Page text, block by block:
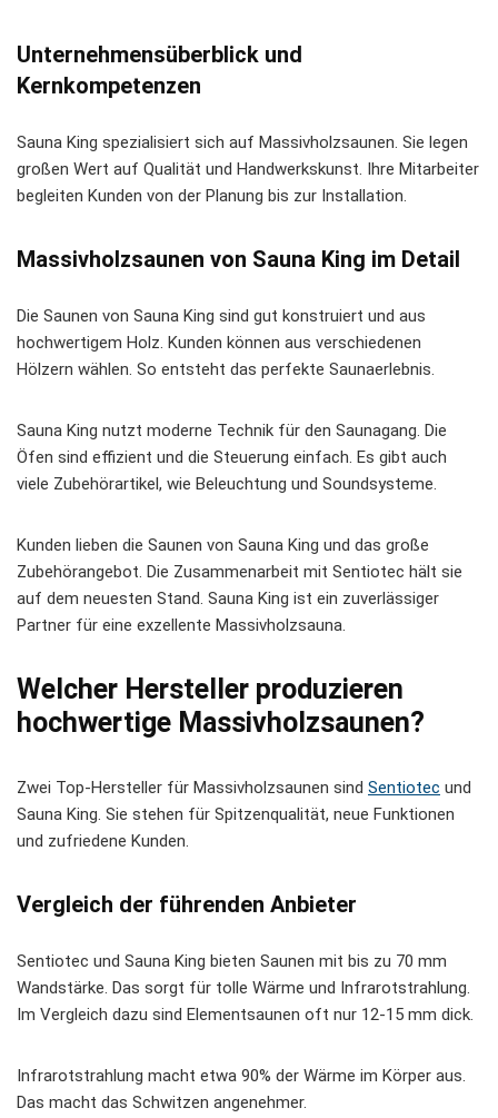
Unternehmensüberblick und
Kernkompetenzen
Sauna King spezialisiert sich auf Massivholzsaunen. Sie legen
großen Wert auf Qualität und Handwerkskunst. Ihre Mitarbeiter
begleiten Kunden von der Planung bis zur Installation.
Massivholzsaunen von Sauna King im Detail
Die Saunen von Sauna King sind gut konstruiert und aus
hochwertigem Holz. Kunden können aus verschiedenen
Hölzern wählen. So entsteht das perfekte Saunaerlebnis.
Sauna King nutzt moderne Technik für den Saunagang. Die
Öfen sind effizient und die Steuerung einfach. Es gibt auch
viele Zubehörartikel, wie Beleuchtung und Soundsysteme.
Kunden lieben die Saunen von Sauna King und das große
Zubehörangebot. Die Zusammenarbeit mit Sentiotec hält sie
auf dem neuesten Stand. Sauna King ist ein zuverlässiger
Partner für eine exzellente Massivholzsauna.
Welcher Hersteller produzieren
hochwertige Massivholzsaunen?
Zwei Top-Hersteller für Massivholzsaunen sind Sentiotec und
Sauna King. Sie stehen für Spitzenqualität, neue Funktionen
und zufriedene Kunden.
Vergleich der führenden Anbieter
Sentiotec und Sauna King bieten Saunen mit bis zu 70 mm
Wandstärke. Das sorgt für tolle Wärme und Infrarotstrahlung.
Im Vergleich dazu sind Elementsaunen oft nur 12-15 mm dick.
Infrarotstrahlung macht etwa 90% der Wärme im Körper aus.
Das macht das Schwitzen angenehmer.